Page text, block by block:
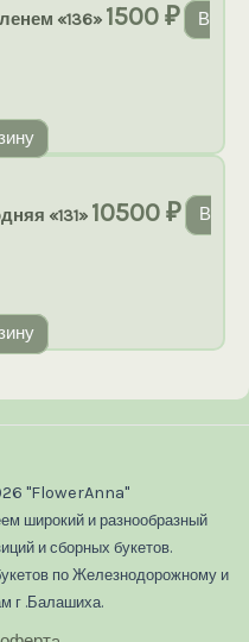
«136» 1500₽ В
«131» 10500₽ В
"FlowerAnna"
широкий и разнообразный
и сборных букетов.
по Железнодорожному и
г .Балашиха.